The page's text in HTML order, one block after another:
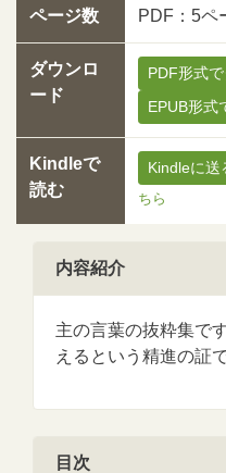
ページ数 PDF：5ペ
ダウンロ
ード
PDF形式
EPUB形式
Kindleで
読む
Kindleに送
ちら
内容紹介
主の言葉の抜粋集で
えるという精進の証で
目次